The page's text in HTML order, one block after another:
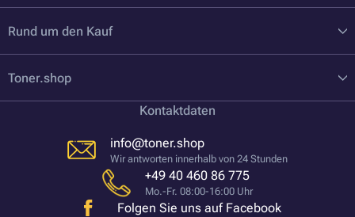
Rund um den Kauf
Toner.shop
Kontaktdaten
info@toner.shop
Wir antworten innerhalb von 24 Stunden
+49 40 460 86 775
Mo.-Fr. 08:00-16:00 Uhr
Folgen Sie uns auf Facebook